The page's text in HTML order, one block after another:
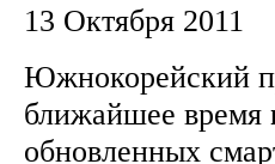
13 Октября 2011
Южнокорейский
ближайшее время
обновленных